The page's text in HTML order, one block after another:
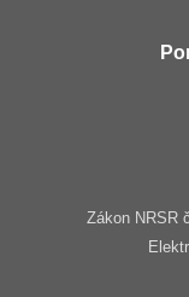
Zákon NRSR